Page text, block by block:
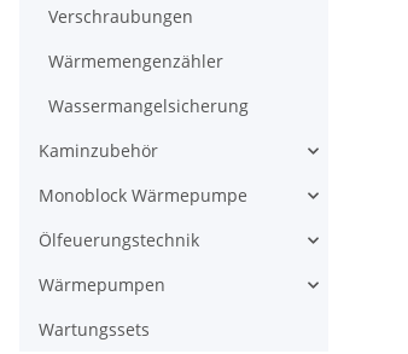
Verschraubungen
Wärmemengenzähler
Wassermangelsicherung
Kaminzubehör
Monoblock Wärmepumpe
Ölfeuerungstechnik
Wärmepumpen
Wartungssets